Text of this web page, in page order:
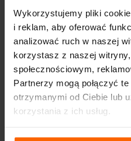
Wykorzystujemy pliki
i reklam, aby oferować
analizować ruch w naszej
korzystasz z naszej
społecznościowym,
Partnerzy mogą połączyć
otrzymanymi od Ciebie lub
korzystania z ich usług.